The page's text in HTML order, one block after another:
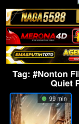
Tag: #Nonton
Quiet
99 min